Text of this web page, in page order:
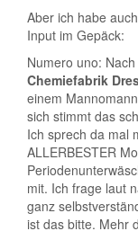
Aber ich habe
Input im Gepäck:
Numero uno:
Chemiefabrik
einem
sich stimmt das
Ich sprech da mal
ALLERBESTER
mit. Ich frage laut
ganz
ist das bitte. Mehr